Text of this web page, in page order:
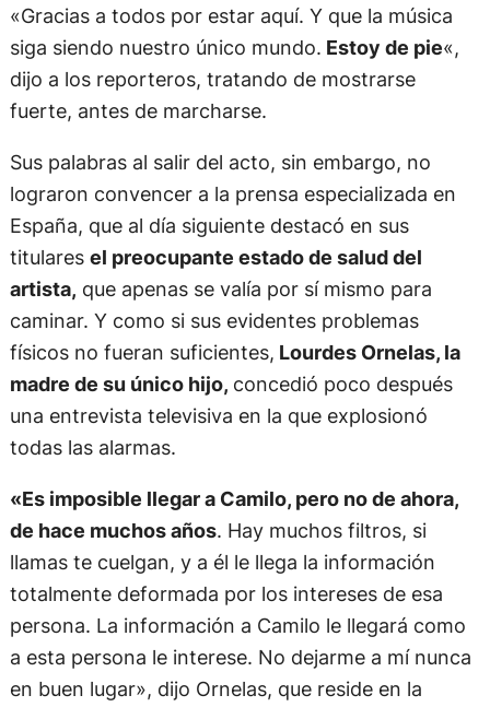
«Gracias a todos por estar aquí. Y que la música
siga siendo nuestro único mundo. Estoy de pie«,
dijo a los reporteros, tratando de mostrarse
fuerte, antes de marcharse.
Sus palabras al salir del acto, sin embargo, no
lograron convencer a la prensa especializada en
España, que al día siguiente destacó en sus
titulares el preocupante estado de salud del
artista, que apenas se valía por sí mismo para
caminar. Y como si sus evidentes problemas
físicos no fueran suficientes, Lourdes Ornelas, la
madre de su único hijo, concedió poco después
una entrevista televisiva en la que explosionó
todas las alarmas.
«Es imposible llegar a Camilo, pero no de ahora,
de hace muchos años. Hay muchos filtros, si
llamas te cuelgan, y a él le llega la información
totalmente deformada por los intereses de esa
persona. La información a Camilo le llegará como
a esta persona le interese. No dejarme a mí nunca
en buen lugar», dijo Ornelas, que reside en la